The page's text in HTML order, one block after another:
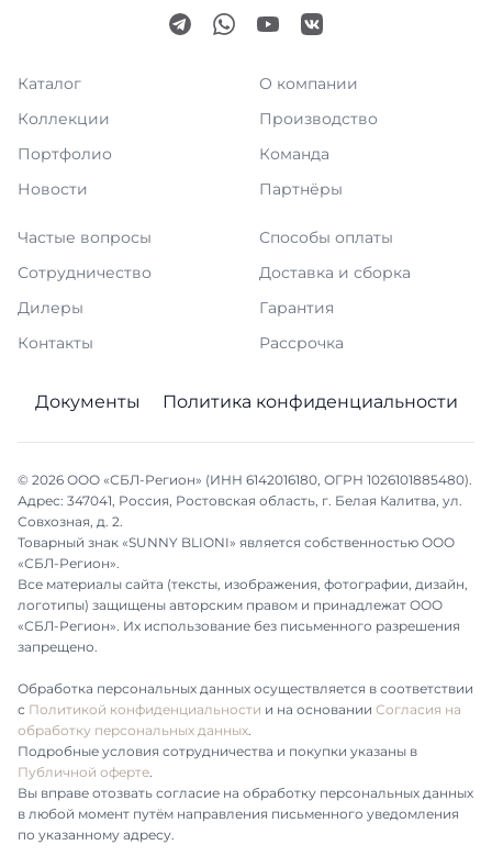
Каталог
Коллекции
Портфолио
Новости
О компании
Производство
Команда
Партнёры
Частые вопросы
Сотрудничество
Дилеры
Контакты
Способы оплаты
Доставка и сборка
Гарантия
Рассрочка
Документы Политика конфиденциальности
© 2026 ООО «СБЛ-Регион» (ИНН 6142016180, ОГРН 1026101885480).
Адрес: 347041, Россия, Ростовская область, г. Белая Калитва, ул.
Совхозная, д. 2.
Товарный знак «SUNNY BLIONI» является собственностью ООО
«СБЛ-Регион».
Все материалы сайта (тексты, изображения, фотографии, дизайн,
логотипы) защищены авторским правом и принадлежат ООО
«СБЛ-Регион». Их использование без письменного разрешения
запрещено.
Обработка персональных данных осуществляется в соответствии
с Политикой конфиденциальности и на основании Согласия на
обработку персональных данных.
Подробные условия сотрудничества и покупки указаны в
Публичной оферте.
Вы вправе отозвать согласие на обработку персональных данных
в любой момент путём направления письменного уведомления
по указанному адресу.